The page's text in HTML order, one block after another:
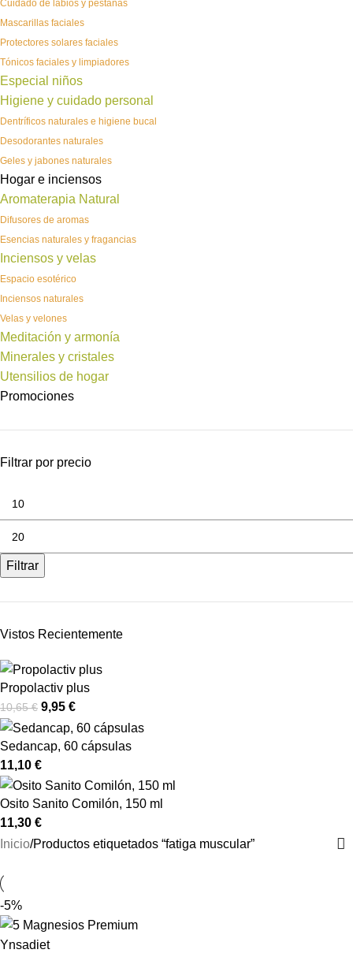
Cuidado de labios y pestañas
Mascarillas faciales
Protectores solares faciales
Tónicos faciales y limpiadores
Especial niños
Higiene y cuidado personal
Dentríficos naturales e higiene bucal
Desodorantes naturales
Geles y jabones naturales
Hogar e inciensos
Aromaterapia Natural
Difusores de aromas
Esencias naturales y fragancias
Inciensos y velas
Espacio esotérico
Inciensos naturales
Velas y velones
Meditación y armonía
Minerales y cristales
Utensilios de hogar
Promociones
Filtrar por precio
Filtrar
Vistos Recientemente
Propolactiv plus
10,65€ 9,95 €
Sedancap, 60 cápsulas
11,10 €
Osito Sanito Comilón, 150 ml
11,30 €
Inicio Productos etiquetados “fatiga muscular”
-5%